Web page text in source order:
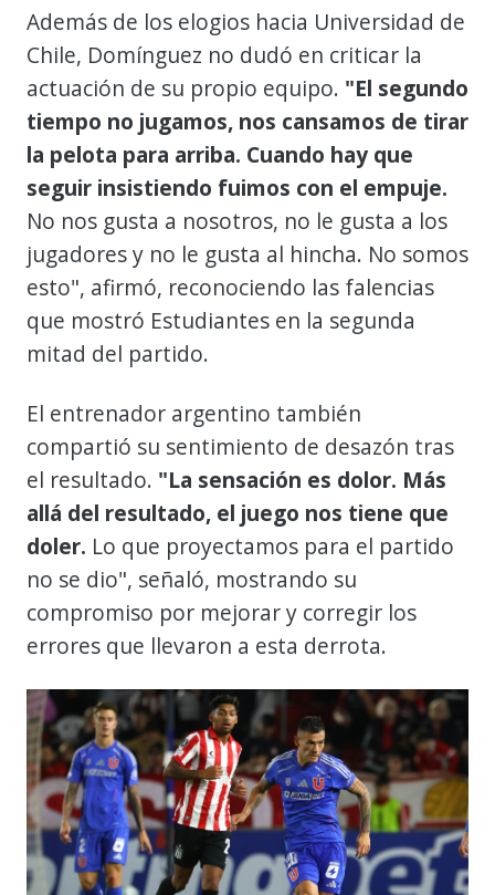
Además de los elogios hacia Universidad de
Chile, Domínguez no dudó en criticar la
actuación de su propio equipo. "El segundo
tiempo no jugamos, nos cansamos de tirar
la pelota para arriba. Cuando hay que
seguir insistiendo fuimos con el empuje.
No nos gusta a nosotros, no le gusta a los
jugadores y no le gusta al hincha. No somos
esto", afirmó, reconociendo las falencias
que mostró Estudiantes en la segunda
mitad del partido.
El entrenador argentino también
compartió su sentimiento de desazón tras
el resultado. "La sensación es dolor. Más
allá del resultado, el juego nos tiene que
doler. Lo que proyectamos para el partido
no se dio", señaló, mostrando su
compromiso por mejorar y corregir los
errores que llevaron a esta derrota.